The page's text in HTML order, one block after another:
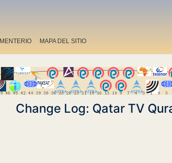
MAPA DEL SITIO
Change Log: Qatar TV